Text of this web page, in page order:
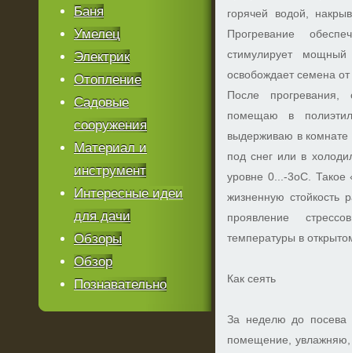
горячей водой,
Прогревание
стимулирует
освобождает семена
После
помещаю в
выдерживаю в комнате
под снег или в
уровне 0...-3оС. Такое
жизненную стойкость
проявление
температуры в
Как сеять
За неделю до посева
помещение, увлажняю,
Баня
Умелец
Электрик
Отопление
Садовые
сооружения
Материал и
инструмент
Интересные идеи
для дачи
Обзоры
Обзор
Познавательно